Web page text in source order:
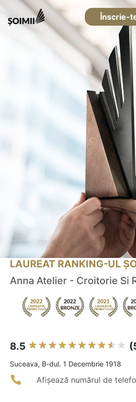
Înscrie-
LAUREAT RANKING-UL
Anna Atelier - Croitorie Si
8.5
Suceava, B-dul. 1 Decembrie 1918
Afișează numărul de